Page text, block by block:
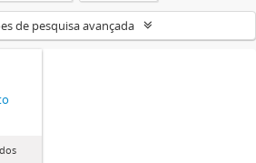
de pesquisa avançada